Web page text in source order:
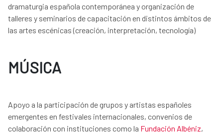
dramaturgia española contemporánea y organización de
talleres y seminarios de capacitación en distintos ámbitos de
las artes escénicas (creación, interpretación, tecnología)
MÚSICA
Apoyo a la participación de grupos y artistas españoles
emergentes en festivales internacionales, convenios de
colaboración con instituciones como la Fundación Albéniz,